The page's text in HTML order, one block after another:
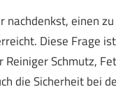
einen
Diese Frage
Schmutz,
die Sicherheit bei